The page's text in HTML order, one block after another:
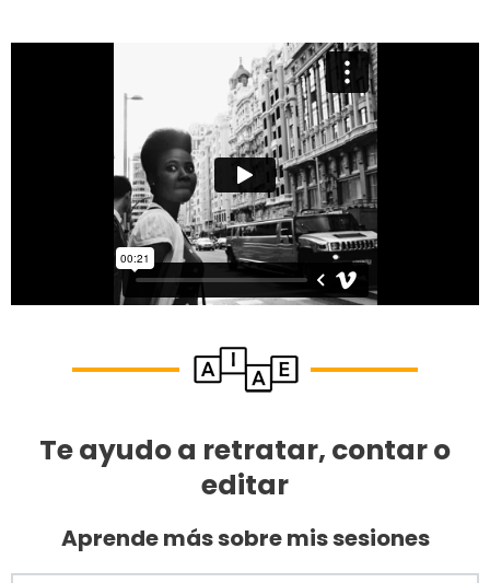
Te ayudo a retratar, contar o
editar
Aprende más sobre mis sesiones